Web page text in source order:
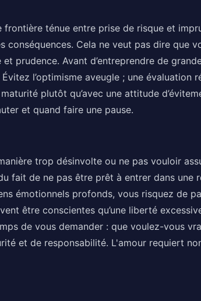
frontière ténue entre prise de risque et
conséquences. Cela ne veut pas dire que
prudence. Avant d’entreprendre de
l’optimisme aveugle ; une évaluation
plutôt qu’avec une attitude
et quand faire une pause.
trop désinvolte ou ne pas vouloir
fait de ne pas être prêt à entrer dans
émotionnels profonds, vous risquez de
être conscientes qu’une liberté
de vous demander : que voulez-vous
et de responsabilité. L'amour requiert